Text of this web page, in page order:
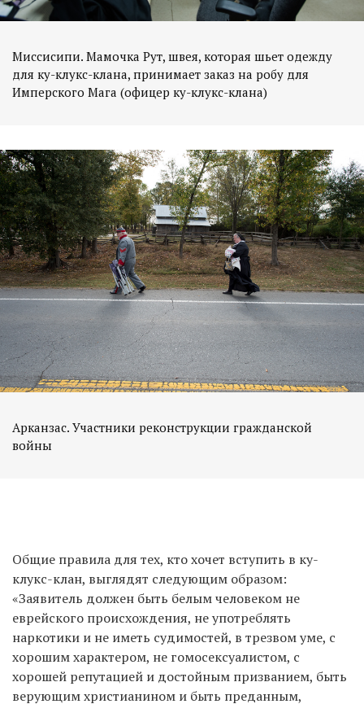
Миссисипи. Мамочка Рут, швея, которая шьет одежду
для ку-клукс-клана, принимает заказ на робу для
Имперского Мага (офицер ку-клукс-клана)
Арканзас. Участники реконструкции гражданской
войны
Общие правила для тех, кто хочет вступить в ку-
клукс-клан, выглядят следующим образом:
«Заявитель должен быть белым человеком не
еврейского происхождения, не употреблять
наркотики и не иметь судимостей, в трезвом уме, с
хорошим характером, не гомосексуалистом, с
хорошей репутацией и достойным призванием, быть
верующим христианином и быть преданным,